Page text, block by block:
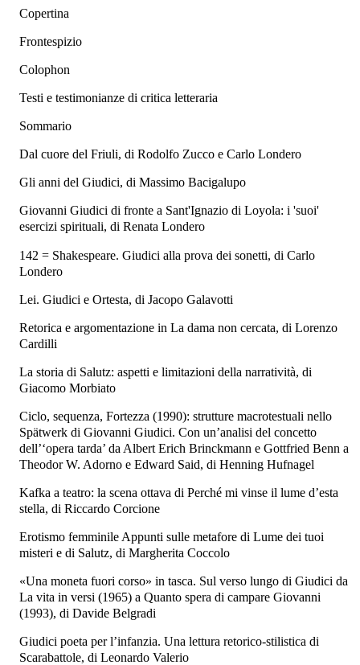
Copertina
Frontespizio
Colophon
Testi e testimonianze di critica letteraria
Sommario
Dal cuore del Friuli, di Rodolfo Zucco e Carlo Londero
Gli anni del Giudici, di Massimo Bacigalupo
Giovanni Giudici di fronte a Sant'Ignazio di Loyola: i 'suoi'
esercizi spirituali, di Renata Londero
142 = Shakespeare. Giudici alla prova dei sonetti, di Carlo
Londero
Lei. Giudici e Ortesta, di Jacopo Galavotti
Retorica e argomentazione in La dama non cercata, di Lorenzo
Cardilli
La storia di Salutz: aspetti e limitazioni della narratività, di
Giacomo Morbiato
Ciclo, sequenza, Fortezza (1990): strutture macrotestuali nello
Spätwerk di Giovanni Giudici. Con un’analisi del concetto
dell’‘opera tarda’ da Albert Erich Brinckmann e Gottfried Benn a
Theodor W. Adorno e Edward Said, di Henning Hufnagel
Kafka a teatro: la scena ottava di Perché mi vinse il lume d’esta
stella, di Riccardo Corcione
Erotismo femminile Appunti sulle metafore di Lume dei tuoi
misteri e di Salutz, di Margherita Coccolo
«Una moneta fuori corso» in tasca. Sul verso lungo di Giudici da
La vita in versi (1965) a Quanto spera di campare Giovanni
(1993), di Davide Belgradi
Giudici poeta per l’infanzia. Una lettura retorico-stilistica di
Scarabattole, di Leonardo Valerio